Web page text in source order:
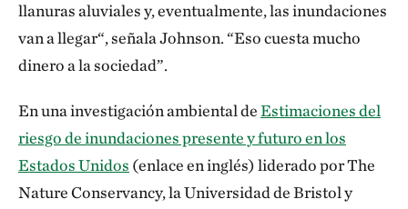
llanuras aluviales y, eventualmente, las inundaciones
van a llegar“, señala Johnson. “Eso cuesta mucho
dinero a la sociedad”.
En una investigación ambiental deEstimaciones del
riesgo de inundaciones presente y futuro en los
Estados Unidos (enlace en inglés) liderado por The
Nature Conservancy, la Universidad de Bristol y